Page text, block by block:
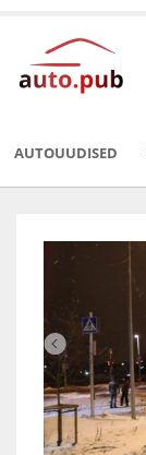
AUTOUUDISED